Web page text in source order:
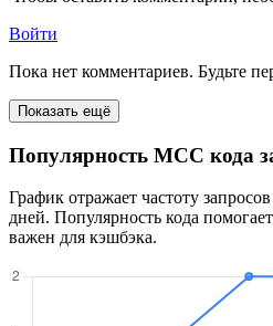
Войти
Пока нет комментариев. Будьте
Показать ещё
Популярность MCC кода
График отражает частоту
дней. Популярность кода
важен для кэшбэка.